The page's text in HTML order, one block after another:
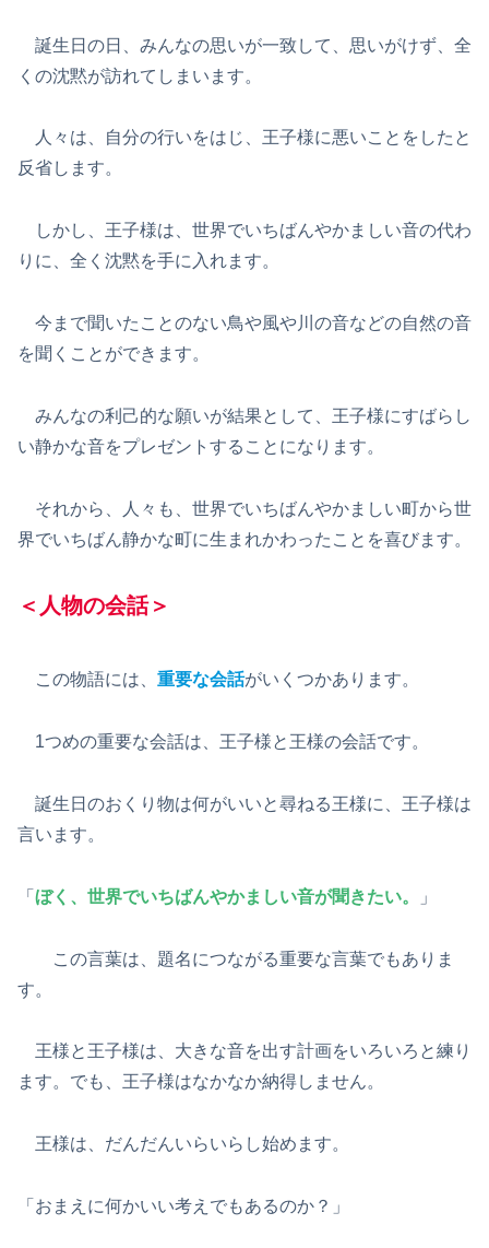
誕生日の日、みんなの思いが一致して、思いがけず、全
くの沈黙が訪れてしまいます。
人々は、自分の行いをはじ、王子様に悪いことをしたと
反省します。
しかし、王子様は、世界でいちばんやかましい音の代わ
りに、全く沈黙を手に入れます。
今まで聞いたことのない鳥や風や川の音などの自然の音
を聞くことができます。
みんなの利己的な願いが結果として、王子様にすばらし
い静かな音をプレゼントすることになります。
それから、人々も、世界でいちばんやかましい町から世
界でいちばん静かな町に生まれかわったことを喜びます。
＜人物の会話＞
この物語には、 重要な会話がいくつかあります。
1つめの重要な会話は、王子様と王様の会話です。
誕生日のおくり物は何がいいと尋ねる王様に、王子様は
言います。
「 ぼく、世界でいちばんやかましい音が聞きたい。 」
この言葉は、題名につながる重要な言葉でもありま
す。
王様と王子様は、大きな音を出す計画をいろいろと練り
ます。でも、王子様はなかなか納得しません。
王様は、だんだんいらいらし始めます。
「おまえに何かいい考えでもあるのか？」